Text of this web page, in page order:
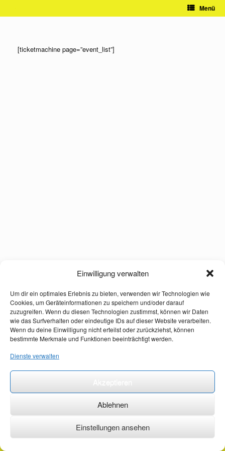
Einwilligung verwalten
Um dir ein optimales Erlebnis zu bieten, verwenden wir Technologien wie
Cookies, um Geräteinformationen zu speichern und/oder darauf
zuzugreifen. Wenn du diesen Technologien zustimmst, können wir Daten
wie das Surfverhalten oder eindeutige IDs auf dieser Website verarbeiten.
Wenn du deine Einwilligung nicht erteilst oder zurückziehst, können
bestimmte Merkmale und Funktionen beeinträchtigt werden.
Dienste verwalten
Ablehnen
Einstellungen ansehen
Menü
[ticketmachine page=”event_list”]
©2026 ·erstehilfekurs-mauch.de ·AGB ·Datenschutzerklärung ·Impressum ·